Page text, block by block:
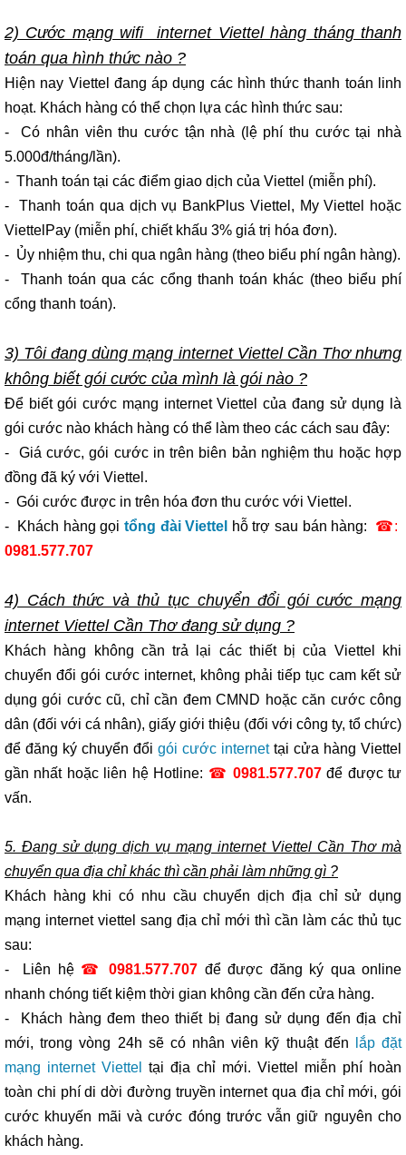
2) Cước mạng wifi internet Viettel hàng tháng thanh
toán qua hình thức nào ?
Hiện nay Viettel đang áp dụng các hình thức thanh toán linh
hoạt. Khách hàng có thể chọn lựa các hình thức sau:
- Có nhân viên thu cước tận nhà (lệ phí thu cước tại nhà
5.000đ/tháng/lần).
- Thanh toán tại các điểm giao dịch của Viettel (miễn phí).
- Thanh toán qua dịch vụ BankPlus Viettel, My Viettel hoặc
ViettelPay (miễn phí, chiết khấu 3% giá trị hóa đơn).
- Ủy nhiệm thu, chi qua ngân hàng (theo biểu phí ngân hàng).
- Thanh toán qua các cổng thanh toán khác (theo biểu phí
cổng thanh toán).
3) Tôi đang dùng mạng internet Viettel Cần Thơ nhưng
không biết gói cước của mình là gói nào ?
Để biết gói cước mạng internet Viettel của đang sử dụng là
gói cước nào khách hàng có thể làm theo các cách sau đây:
- Giá cước, gói cước in trên biên bản nghiệm thu hoặc hợp
đồng đã ký với Viettel.
- Gói cước được in trên hóa đơn thu cước với Viettel.
- Khách hàng gọi tổng đài Viettel hỗ trợ sau bán hàng: ☎:
0981.577.707
4) Cách thức và thủ tục chuyển đổi gói cước mạng
internet Viettel Cần Thơ đang sử dụng ?
Khách hàng không cần trả lại các thiết bị của Viettel khi
chuyển đổi gói cước internet, không phải tiếp tục cam kết sử
dụng gói cước cũ, chỉ cần đem CMND hoặc căn cước công
dân (đối với cá nhân), giấy giới thiệu (đối với công ty, tổ chức)
để đăng ký chuyển đổi gói cước internettại cửa hàng Viettel
gần nhất hoặc liên hệ Hotline: ☎ 0981.577.707 để được tư
vấn.
5. Đang sử dụng dịch vụ mạng internet Viettel Cần Thơ mà
chuyển qua địa chỉ khác thì cần phải làm những gì ?
Khách hàng khi có nhu cầu chuyển dịch địa chỉ sử dụng
mạng internet viettel sang địa chỉ mới thì cần làm các thủ tục
sau:
- Liên hệ ☎ 0981.577.707 để được đăng ký qua online
nhanh chóng tiết kiệm thời gian không cần đến cửa hàng.
- Khách hàng đem theo thiết bị đang sử dụng đến địa chỉ
mới, trong vòng 24h sẽ có nhân viên kỹ thuật đến
lắp đặt
mạng internet Viettel
tại địa chỉ mới. Viettel miễn phí hoàn
toàn chi phí di dời đường truyền internet qua địa chỉ mới, gói
cước khuyến mãi và cước đóng trước vẫn giữ nguyên cho
khách hàng.